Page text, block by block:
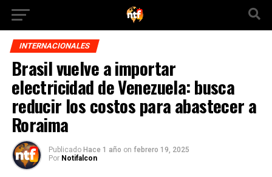
INTERNACIONALES
Brasil vuelve a importar
electricidad de Venezuela: busca
reducir los costos para abastecer a
Roraima
Publicado Hace 1 año on febrero 19, 2025
Por Notifalcon